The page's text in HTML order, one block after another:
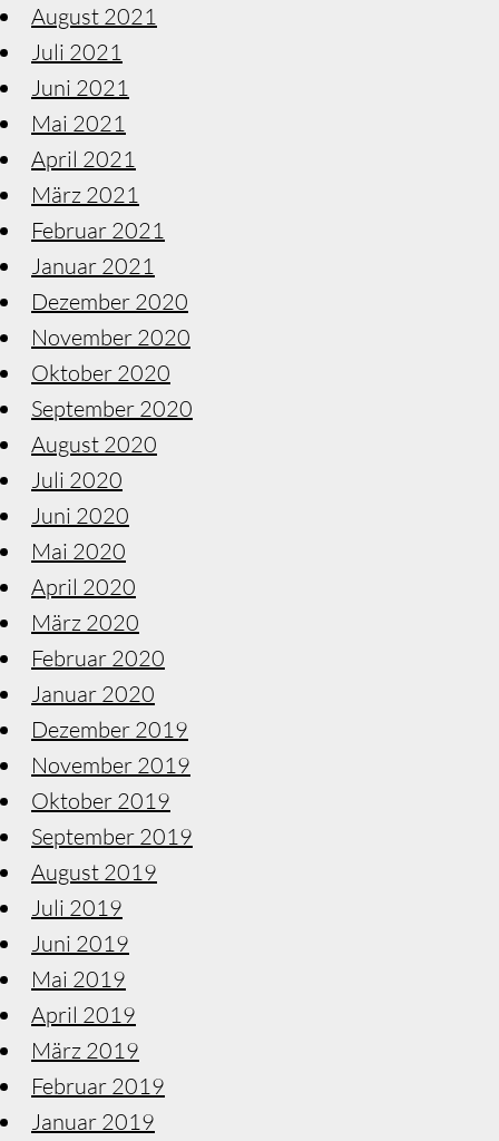
August 2021
Juli 2021
Juni 2021
Mai 2021
April 2021
März 2021
Februar 2021
Januar 2021
Dezember 2020
November 2020
Oktober 2020
September 2020
August 2020
Juli 2020
Juni 2020
Mai 2020
April 2020
März 2020
Februar 2020
Januar 2020
Dezember 2019
November 2019
Oktober 2019
September 2019
August 2019
Juli 2019
Juni 2019
Mai 2019
April 2019
März 2019
Februar 2019
Januar 2019